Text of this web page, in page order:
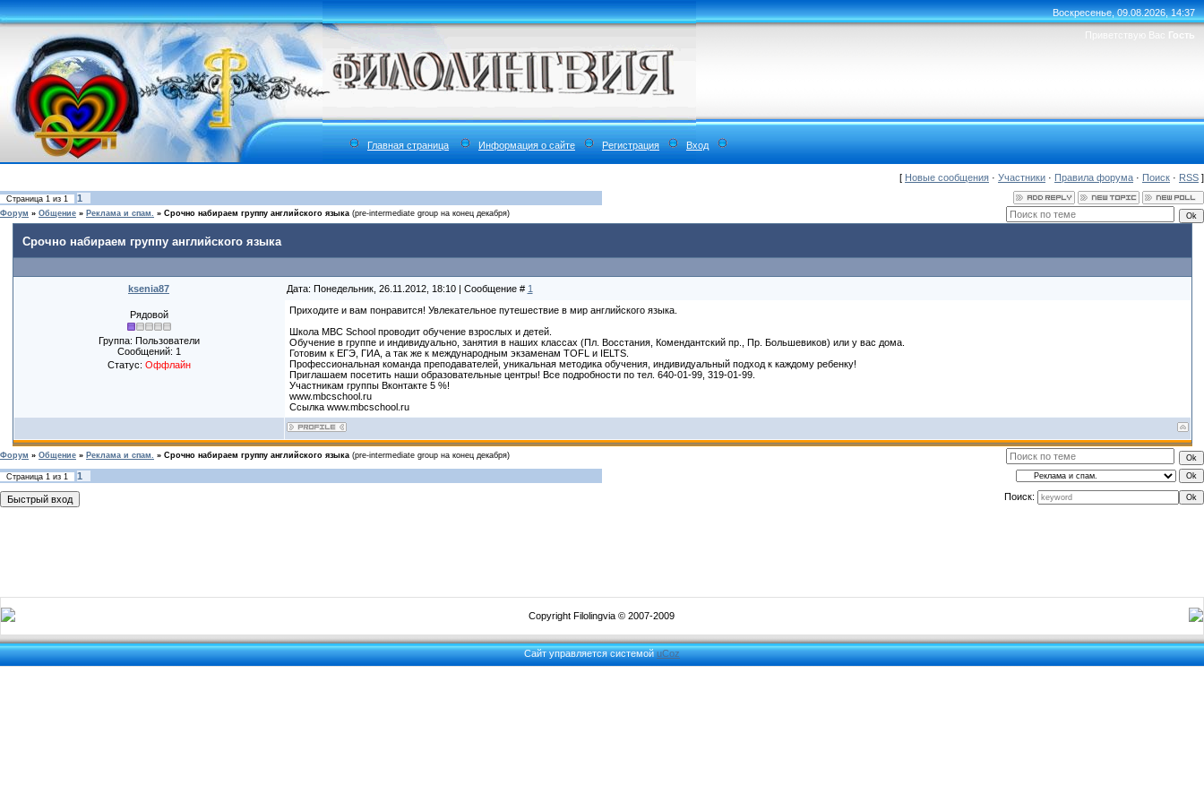
Воскресенье, 09.08.2026, 14:37
Приветствую Вас Гость
Главная страница Информация о сайте Регистрация Вход
[ Новые сообщения · Участники · Правила форума · Поиск · RSS ]
Страница 1 из 1 1
Форум » Общение » Реклама и спам. » Срочно набираем группу английского языка (pre-intermediate group на конец декабря)
Срочно набираем группу английского языка
ksenia87 Дата: Понедельник, 26.11.2012, 18:10 | Сообщение # 1
Рядовой
Группа: Пользователи
Сообщений: 1
Статус: Оффлайн
Приходите и вам понравится! Увлекательное путешествие в мир английского языка.
Школа MBC School проводит обучение взрослых и детей.
Обучение в группе и индивидуально, занятия в наших классах (Пл. Восстания, Комендантский пр., Пр. Большевиков) или у вас дома.
Готовим к ЕГЭ, ГИА, а так же к международным экзаменам TOFL и IELTS.
Профессиональная команда преподавателей, уникальная методика обучения, индивидуальный подход к каждому ребенку!
Приглашаем посетить наши образовательные центры! Все подробности по тел. 640-01-99, 319-01-99.
Участникам группы Вконтакте 5 %!
www.mbcschool.ru
Ссылка www.mbcschool.ru
Форум » Общение » Реклама и спам. » Срочно набираем группу английского языка (pre-intermediate group на конец декабря)
Страница 1 из 1
1
Поиск:
Copyright Filolingvia © 2007-2009
Сайт управляется системойuCoz